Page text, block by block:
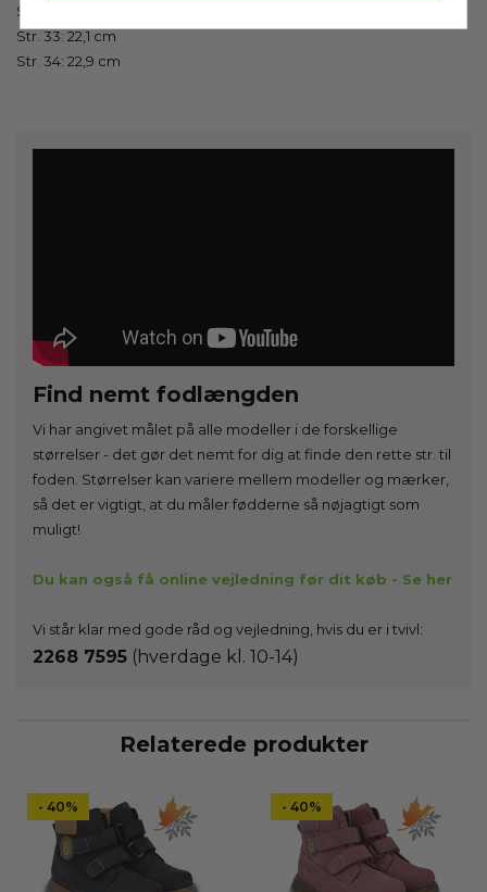
Str. 32: 21,7 cm
Str. 33: 22,1 cm
Str. 34: 22,9 cm
Find nemt fodlængden
Vi har angivet målet på alle modeller i de forskellige
størrelser - det gør det nemt for dig at finde den rette str. til
foden. Størrelser kan variere mellem modeller og mærker,
så det er vigtigt, at du måler fødderne så nøjagtigt som
muligt!
Du kan også få online vejledning før dit køb - Se her
Vi står klar med gode råd og vejledning, hvis du er i tvivl:
2268 7595 (hverdage kl. 10-14)
Relaterede produkter
- 40% - 40%